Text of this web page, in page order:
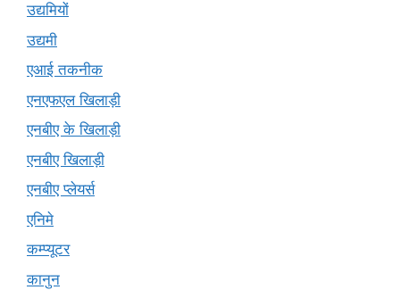
उद्यमियों
उद्यमी
एआई तकनीक
एनएफएल खिलाड़ी
एनबीए के खिलाड़ी
एनबीए खिलाड़ी
एनबीए प्लेयर्स
एनिमे
कम्प्यूटर
कानुन